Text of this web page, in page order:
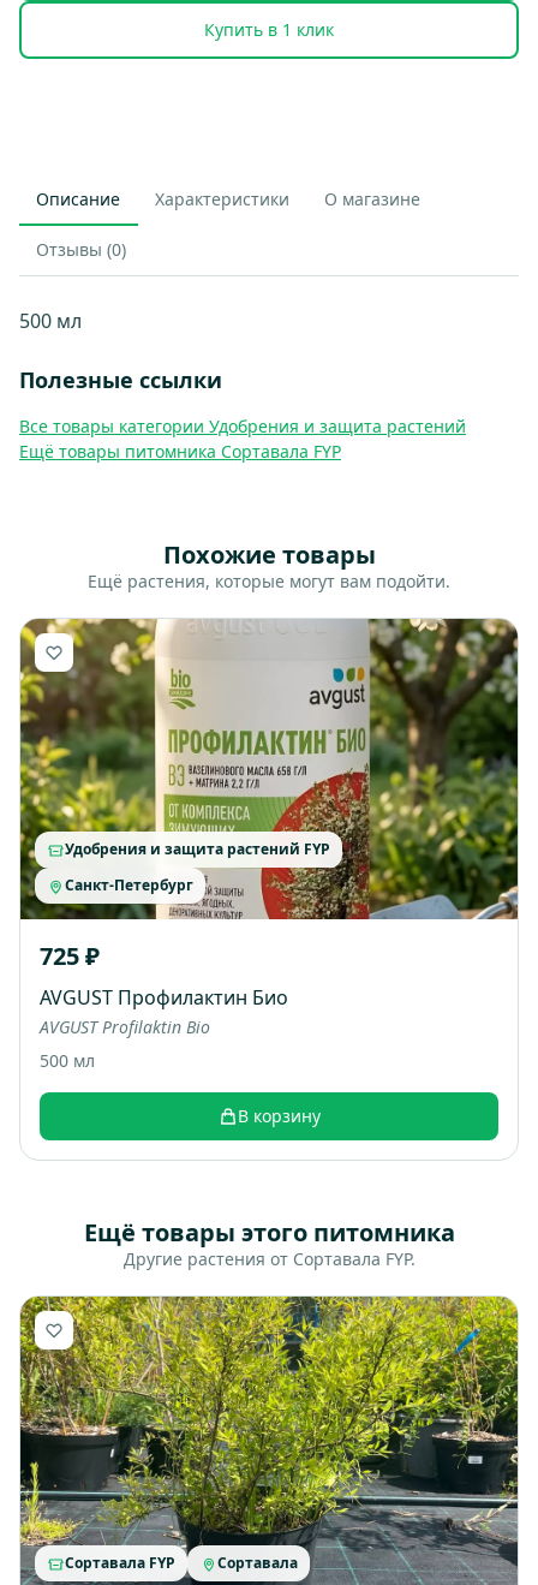
Купить в 1 клик
Описание Характеристики О магазине
Отзывы (0)
500 мл
Полезные ссылки
Все товары категории Удобрения и защита растений
Ещё товары питомника Сортавала FYP
Похожие товары
Ещё растения, которые могут вам подойти.
Удобрения и защита растений FYP
Санкт-Петербург
725 ₽
AVGUST Профилактин Био
AVGUST Profilaktin Bio
500 мл
В корзину
Ещё товары этого питомника
Другие растения от Сортавала FYP.
Сортавала FYP Сортавала